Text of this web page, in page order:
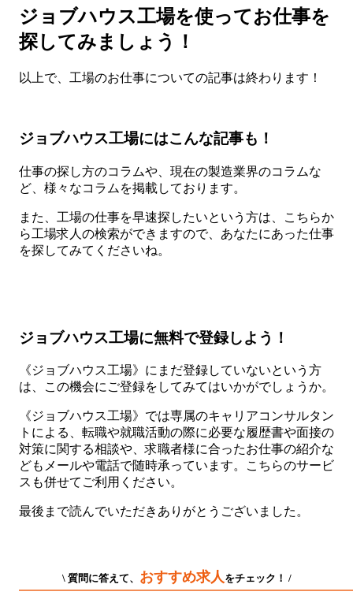
ジョブハウス工場を使ってお仕事を
探してみましょう！
以上で、工場のお仕事についての記事は終わります！
ジョブハウス工場にはこんな記事も！
仕事の探し方のコラムや、現在の製造業界のコラムな
ど、様々なコラムを掲載しております。
また、工場の仕事を早速探したいという方は、こちらか
ら工場求人の検索ができますので、あなたにあった仕事
を探してみてくださいね。
ジョブハウス工場に無料で登録しよう！
《ジョブハウス工場》にまだ登録していないという方
は、この機会にご登録をしてみてはいかがでしょうか。
《ジョブハウス工場》では専属のキャリアコンサルタン
トによる、転職や就職活動の際に必要な履歴書や面接の
対策に関する相談や、求職者様に合ったお仕事の紹介な
どもメールや電話で随時承っています。こちらのサービ
スも併せてご利用ください。
最後まで読んでいただきありがとうございました。
\ 質問に答えて、 おすすめ求人をチェック！ /